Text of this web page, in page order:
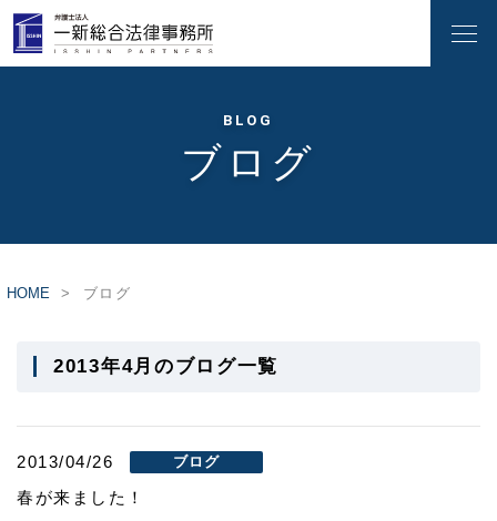
BLOG
ブログ
HOME ブログ
2013年4月のブログ一覧
2013/04/26 ブログ
春が来ました！